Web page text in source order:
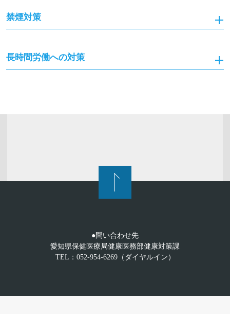
禁煙対策
長時間労働への対策
●問い合わせ先
愛知県保健医療局健康医務部健康対策課
TEL：052-954-6269（ダイヤルイン）